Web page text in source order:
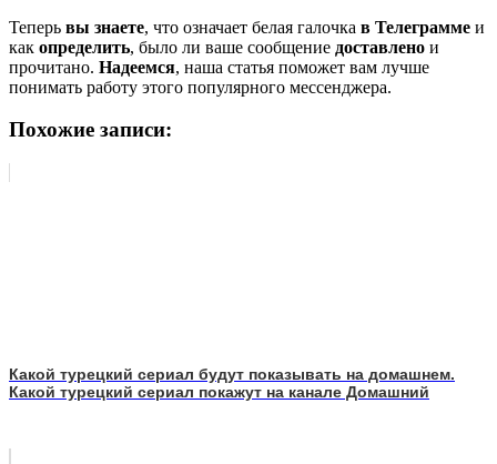
Теперь вы знаете, что означает белая галочка в Телеграмме и
как определить, было ли ваше сообщение доставлено и
прочитано. Надеемся, наша статья поможет вам лучше
понимать работу этого популярного мессенджера.
Похожие записи:
Какой турецкий сериал будут показывать на домашнем.
Какой турецкий сериал покажут на канале Домашний